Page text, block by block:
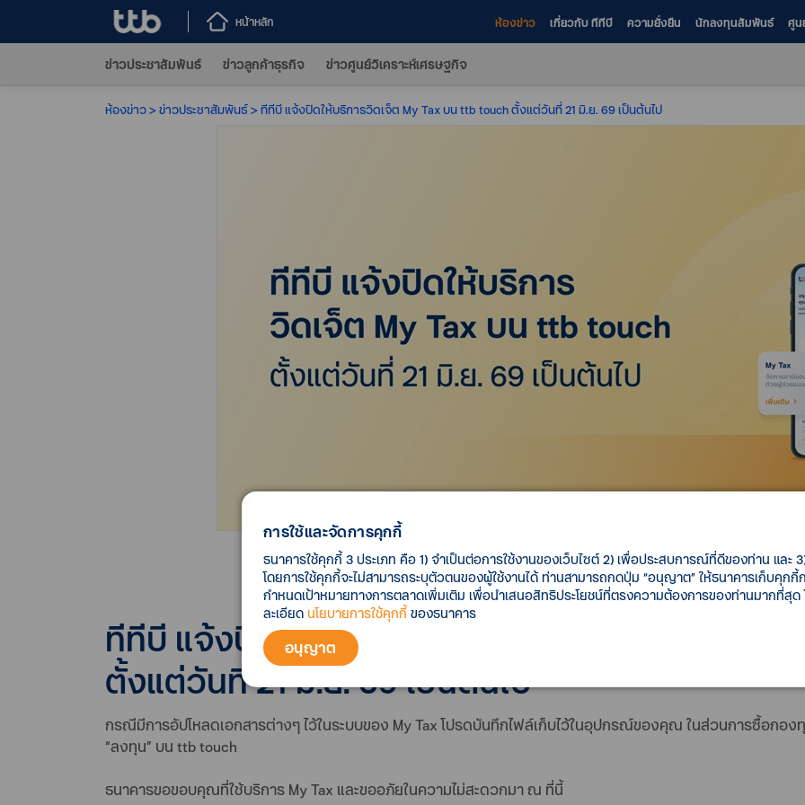
หน้าหลัก ห้องข่าว เกี่ยวกับ ทีทีบี ความยั่งยืน นักลงทุนสัมพันธ์ ศูน
ข่าวประชาสัมพันธ์ ข่าวลูกค้าธุรกิจ ข่าวศูนย์วิเคราะห์เศรษฐกิจ
ห้องข่าว ข่าวประชาสัมพันธ์ ทีทีบี แจ้งปิดให้บริการวิดเจ็ต My Tax บน ttb touch ตั้งแต่วันที่ 21 มิ.ย. 69 เป็นต้นไป
ทีทีบี แจ้งปิดให้บริการวิดเจ็ต My Tax บน ttb touch
ตั้งแต่วันที่ 21 มิ.ย. 69 เป็นต้นไป
กรณีมีการอัปโหลดเอกสารต่างๆ ไว้ในระบบของ My Tax โปรดบันทึกไฟล์เก็บไว้ในอุปกรณ์ของคุณ ในส่วนการซื้อกอ
“ลงทุน” บน ttb touch
ธนาคารขอขอบคุณที่ใช้บริการ My Tax และขออภัยในความไม่สะดวกมา ณ ที่นี้
การใช้และจัดการคุกกี้
ธนาคารใช้คุกกี้ 3 ประเภท คือ 1) จำเป็นต่อการใช้งานของเว็บไซต์ 2) เพื่อประสบการณ์ที่ดีของท่าน และ
โดยการใช้คุกกี้จะไม่สามารถระบุตัวตนของผู้ใช้งานได้ ท่านสามารถกดปุ่ม “อนุญาต” ให้ธนาคารเก็บคุกกี้
กำหนดเป้าหมายทางการตลาดเพิ่มเติม เพื่อนำเสนอสิทธิประโยชน์ที่ตรงความต้องการของท่านมากที่สุด
ละเอียด นโยบายการใช้คุกกี้ของธนาคาร
อนุญาต